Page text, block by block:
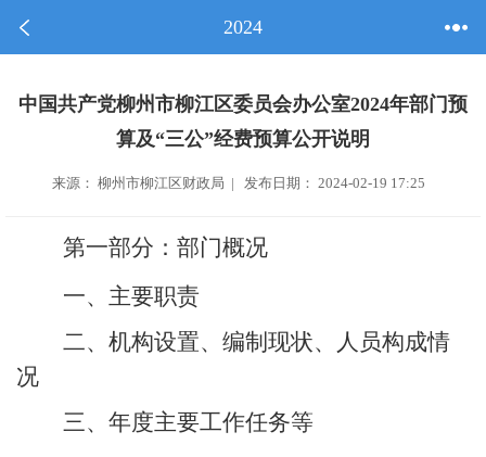
2024
中国共产党柳州市柳江区委员会办公室2024年部门预
算及“三公”经费预算公开说明
来源： 柳州市柳江区财政局 | 发布日期： 2024-02-19 17:25
第一部分：部门概况
一、主要职责
二、机构设置、编制现状、人员构成情
况
三、年度主要工作任务等